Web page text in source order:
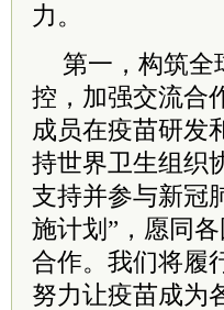
力。
第一，构筑全
控，加强交流合
成员在疫苗研发
持世界卫生组织
支持并参与新冠
施计划”，愿同
合作。我们将履
努力让疫苗成为